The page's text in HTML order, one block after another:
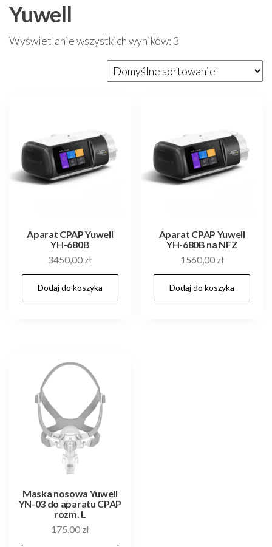
Yuwell
Wyświetlanie wszystkich wyników: 3
Aparat CPAP Yuwell
YH-680B
3450,00 zł
Dodaj do koszyka
Aparat CPAP Yuwell
YH-680B na NFZ
1560,00 zł
Dodaj do koszyka
Maska nosowa Yuwell
YN-03 do aparatu CPAP
rozm. L
175,00 zł